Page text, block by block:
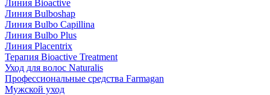
Линия Bioactive
Линия Bulboshap
Линия Bulbo Capillina
Линия Bulbo Plus
Линия Placentrix
Терапия Bioactive Treatment
Уход для волос Naturalis
Профессиональные средства Farmagan
Мужской уход